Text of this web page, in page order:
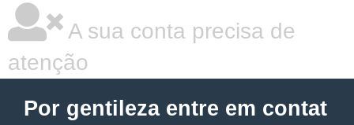
A sua conta precisa de
atenção
Por gentileza entre em contat